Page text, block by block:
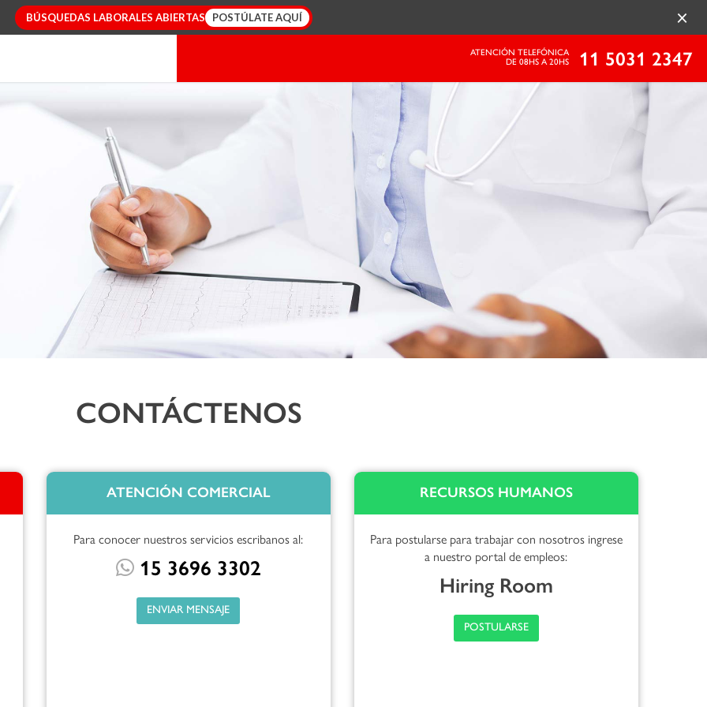
BÚSQUEDAS LABORALES ABIERTAS POSTÚLATE AQUÍ ×
ATENCIÓN TELEFÓNICA
DE 08HS A 20HS
11 5031 2347
CONTÁCTENOS
ATENCIÓN COMERCIAL
Para conocer nuestros servicios escribanos al:
15 3696 3302
ENVIAR MENSAJE
RECURSOS HUMANOS
Para postularse para trabajar con nosotros ingrese
a nuestro portal de empleos:
Hiring Room
POSTULARSE